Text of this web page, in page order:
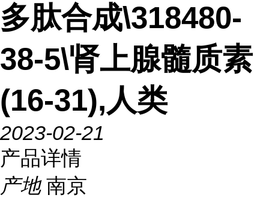
多肽合成\318480-
38-5\肾上腺髓质素
(16-31),人类
2023-02-21
产品详情
产地 南京